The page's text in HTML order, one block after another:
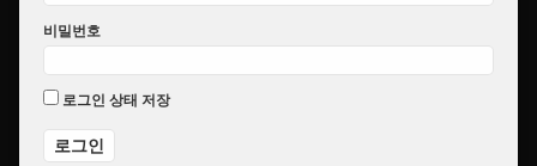
비밀번호
로그인 상태 저장